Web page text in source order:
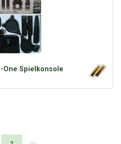
One Spielkonsole